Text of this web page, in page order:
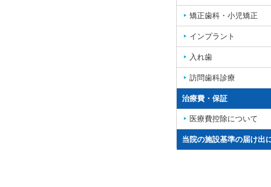
矯正歯科・小児矯正
インプラント
入れ歯
訪問歯科診療
治療費・保証
医療費控除について
当院の施設基準の届け出